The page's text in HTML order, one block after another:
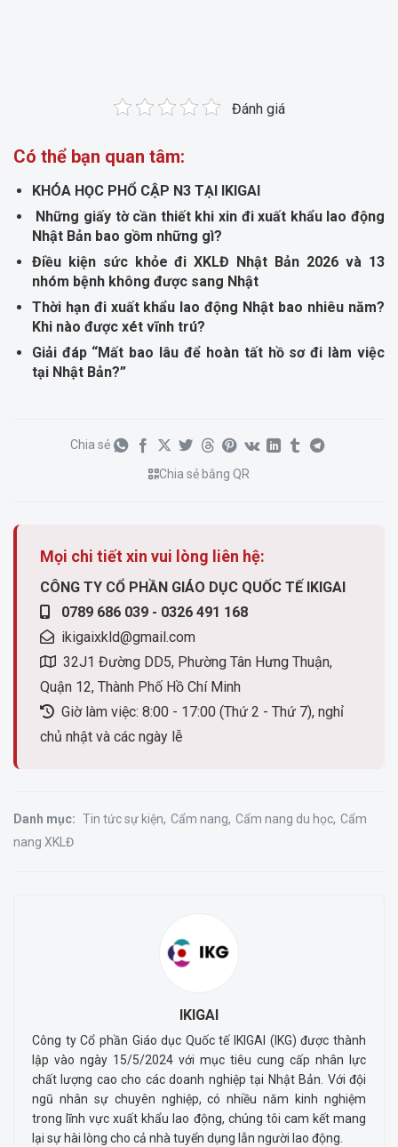
Đánh giá
Có thể bạn quan tâm:
KHÓA HỌC PHỔ CẬP N3 TẠI IKIGAI
Những giấy tờ cần thiết khi xin đi xuất khẩu lao động
Nhật Bản bao gồm những gì?
Điều kiện sức khỏe đi XKLĐ Nhật Bản 2026 và 13
nhóm bệnh không được sang Nhật
Thời hạn đi xuất khẩu lao động Nhật bao nhiêu năm?
Khi nào được xét vĩnh trú?
Giải đáp “Mất bao lâu để hoàn tất hồ sơ đi làm việc
tại Nhật Bản?”
Chia sẻ
Chia sẻ bằng QR
Mọi chi tiết xin vui lòng liên hệ:
CÔNG TY CỔ PHẦN GIÁO DỤC QUỐC TẾ IKIGAI
0789 686 039 - 0326 491 168
ikigaixkld@gmail.com
32J1 Đường DD5, Phường Tân Hưng Thuận,
Quận 12, Thành Phố Hồ Chí Minh
Giờ làm việc: 8:00 - 17:00 (Thứ 2 - Thứ 7), nghỉ
chủ nhật và các ngày lễ
Danh mục: Tin tức sự kiện Cẩm nang Cẩm nang du học Cẩm
nang XKLĐ
IKIGAI
Công ty Cổ phần Giáo dục Quốc tế IKIGAI (IKG) được thành
lập vào ngày 15/5/2024 với mục tiêu cung cấp nhân lực
chất lượng cao cho các doanh nghiệp tại Nhật Bản. Với đội
ngũ nhân sự chuyên nghiệp, có nhiều năm kinh nghiệm
trong lĩnh vực xuất khẩu lao động, chúng tôi cam kết mang
lại sự hài lòng cho cả nhà tuyển dụng lẫn người lao động.